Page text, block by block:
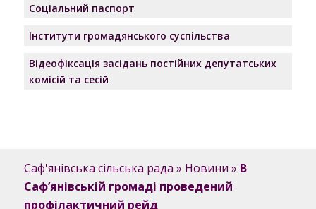
Соціальний паспорт
Інститути громадянського суспільства
Відеофіксація засідань постійних депутатських
комісій та сесій
Саф'янівська сільська рада » Новини » В
Саф’янівській громаді проведений
профілактичний рейд